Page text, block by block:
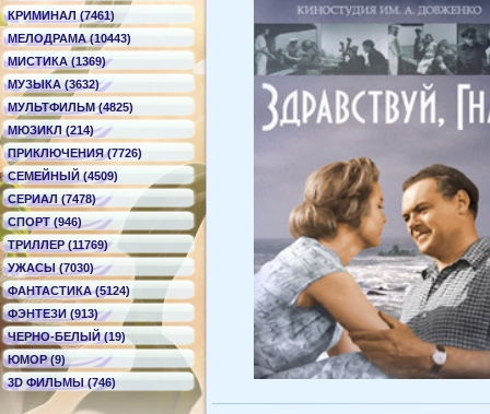
КРИМИНАЛ (7461)
МЕЛОДРАМА (10443)
МИСТИКА (1369)
МУЗЫКА (3632)
МУЛЬТФИЛЬМ (4825)
МЮЗИКЛ (214)
ПРИКЛЮЧЕНИЯ (7726)
СЕМЕЙНЫЙ (4509)
СЕРИАЛ (7478)
СПОРТ (946)
ТРИЛЛЕР (11769)
УЖАСЫ (7030)
ФАНТАСТИКА (5124)
ФЭНТЕЗИ (913)
ЧЕРНО-БЕЛЫЙ (19)
ЮМОР (9)
3D ФИЛЬМЫ (746)